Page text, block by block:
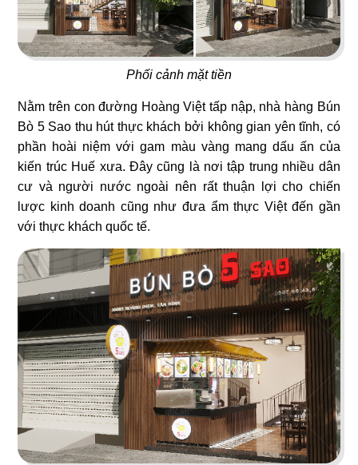
Phối cảnh mặt tiền
Nằm trên con đường Hoàng Việt tấp nập, nhà hàng Bún
Bò 5 Sao thu hút thực khách bởi không gian yên tĩnh, có
phần hoài niệm với gam màu vàng mang dấu ấn của
kiến trúc Huế xưa. Đây cũng là nơi tập trung nhiều dân
cư và người nước ngoài nên rất thuận lợi cho chiến
lược kinh doanh cũng như đưa ẩm thực Việt đến gần
với thực khách quốc tế.
ÁN
SHOWROOM
TIN
TỨC
LIÊN
05
OJIGI
Quán bar
06
PAT KAO THAI - BẾN TRE
Nhà hàng Thái
07
TORI MATSUKI
Nhà hàng Nhật
08
KING COFFEE
Quán cafe
09
ORIFOOD - LÊ VĂN SỸ
BBQ & Hotpot
10
LA VISTA
Nhà hàng Âu